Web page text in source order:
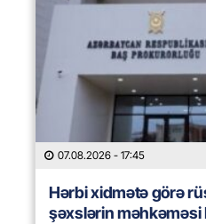
07.08.2026 - 17:45
Hərbi xidmətə görə
şəxslərin məhkəməsi